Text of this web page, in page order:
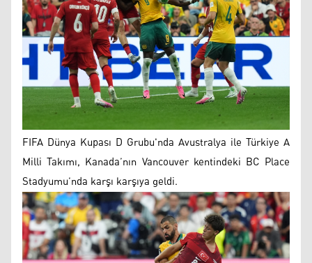
FIFA Dünya Kupası D Grubu'nda Avustralya ile Türkiye A
Milli Takımı, Kanada’nın Vancouver kentindeki BC Place
Stadyumu’nda karşı karşıya geldi.